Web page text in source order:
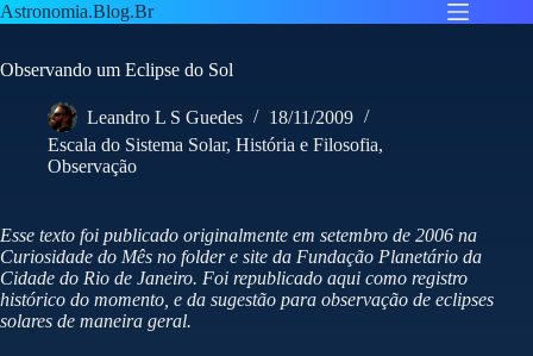
Pular
para
conteúdo
Astronomia.Blog.Br
Observando um Eclipse do Sol
Leandro L S Guedes
18/11/2009
Escala do Sistema Solar, História e Filosofia,
Observação
Esse texto foi publicado originalmente em setembro de 2006 na
Curiosidade do Mês no folder e site da Fundação Planetário da
Cidade do Rio de Janeiro. Foi republicado aqui como registro
histórico do momento, e da sugestão para observação de eclipses
solares de maneira geral.